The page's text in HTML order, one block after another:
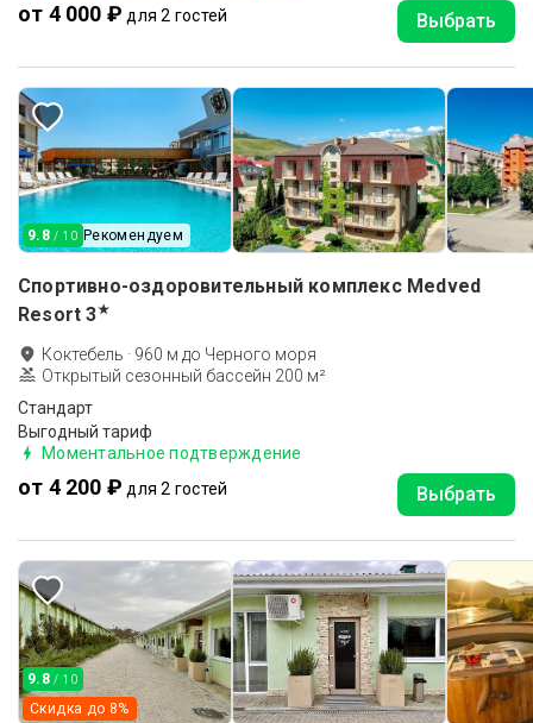
от 4 000 ₽ для 2 гостей Выбрать
9.8 / 10 Рекомендуем
Спортивно-оздоровительный комплекс Medved
Resort 3★
Коктебель · 960 м до Черного моря
Открытый сезонный бассейн 200 м²
Стандарт
Выгодный тариф
Моментальное подтверждение
от 4 200 ₽ для 2 гостей Выбрать
9.8 / 10
Скидка до 8%